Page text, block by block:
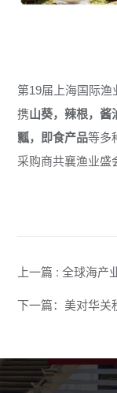
第19届上海国际渔
携山葵，辣根，酱
瓢，即食产品等多
采购商共襄渔业盛